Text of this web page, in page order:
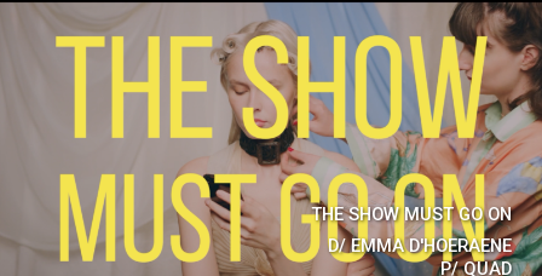
THE SHOW MUST GO ON
D/EMMA D'HOERAENE
P/QUAD